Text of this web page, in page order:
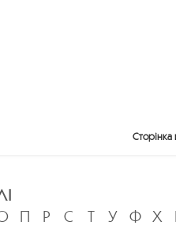
Сторінка
П Р С Т У Ф Х